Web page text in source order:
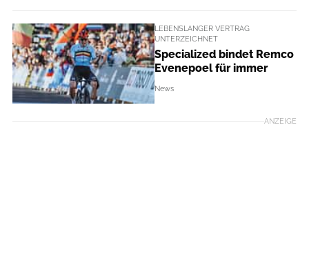
LEBENSLANGER VERTRAG
UNTERZEICHNET
Specialized bindet Remco
Evenepoel für immer
News
ANZEIGE